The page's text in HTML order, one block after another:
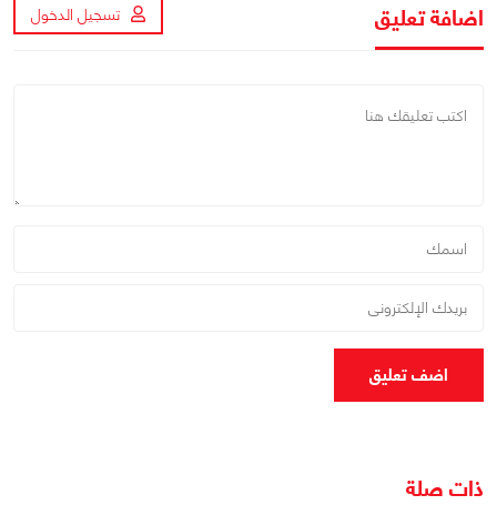
اضافة تعليق تسجيل الدخول
اضف تعليق
ذات صلة